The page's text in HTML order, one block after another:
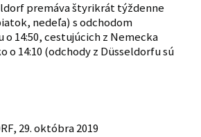
premáva štyrikrát týždenne
nedeľa) s odchodom
14:50, cestujúcich z Nemecka
o 14:10 (odchody z Düsseldorfu sú
29. októbra 2019